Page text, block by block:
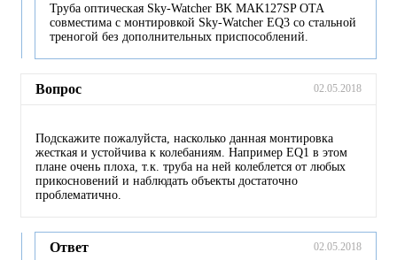
Труба оптическая Sky-Watcher BK MAK127SP OTA
совместима с монтировкой Sky-Watcher EQ3 со стальной
треногой без дополнительных приспособлений.
Вопрос 02.05.2018
Подскажите пожалуйста, насколько данная монтировка
жесткая и устойчива к колебаниям. Например EQ1 в этом
плане очень плоха, т.к. труба на ней колеблется от любых
прикосновений и наблюдать объекты достаточно
проблематично.
Ответ 02.05.2018